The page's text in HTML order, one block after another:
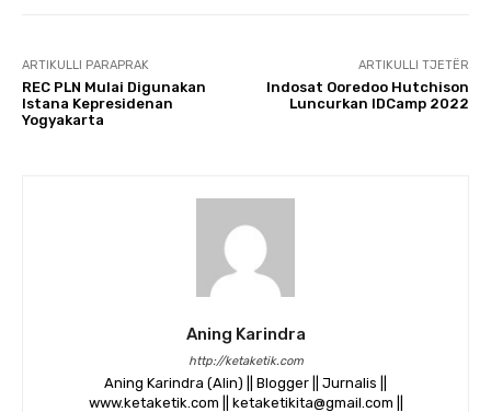
ARTIKULLI PARAPRAK
REC PLN Mulai Digunakan
Istana Kepresidenan
Yogyakarta
ARTIKULLI TJETËR
Indosat Ooredoo Hutchison
Luncurkan IDCamp 2022
Aning Karindra
http://ketaketik.com
Aning Karindra (Alin) || Blogger || Jurnalis ||
www.ketaketik.com || ketaketikita@gmail.com ||